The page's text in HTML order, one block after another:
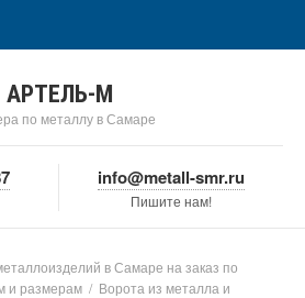
АРТЕЛЬ-М
по металлу в Самаре
info@metall-smr.ru
Пишите нам!
в Самаре на заказ по
и размерам / Ворота из металла и